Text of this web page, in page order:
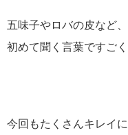
五味子やロバの皮など、
初めて聞く言葉ですご
今回もたくさんキレイ